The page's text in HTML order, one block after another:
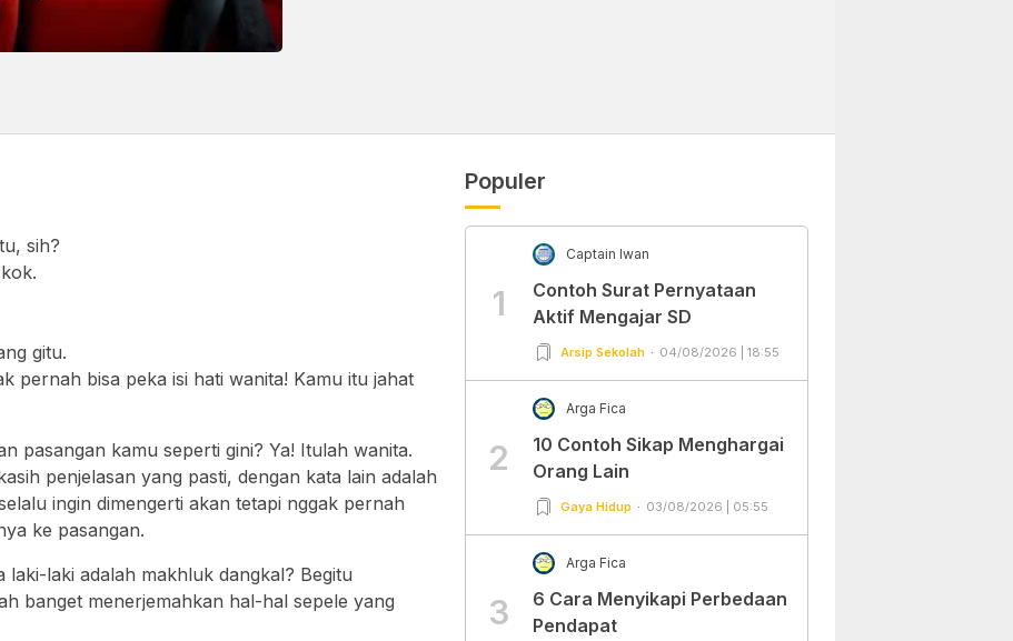
sih?
gitu.
pernah bisa peka isi hati wanita! Kamu itu jahat
pasangan kamu seperti gini? Ya! Itulah wanita.
penjelasan yang pasti, dengan kata lain adalah
ingin dimengerti akan tetapi nggak pernah
ke pasangan.
laki adalah makhluk dangkal? Begitu
banget menerjemahkan hal-hal sepele yang
Populer
1
Captain Iwan
Contoh Surat Pernyataan
Aktif Mengajar SD
Arsip Sekolah 04/08/2026 | 18:55
2
Arga Fica
10 Contoh Sikap Menghargai
Orang Lain
Gaya Hidup 03/08/2026 | 05:55
3
Arga Fica
6 Cara Menyikapi Perbedaan
Pendapat